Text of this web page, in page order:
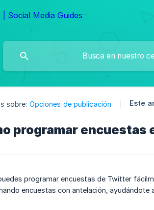
sobre: Opciones de publicación Este
programar encuestas
programar encuestas de Twitter
encuestas con antelación,